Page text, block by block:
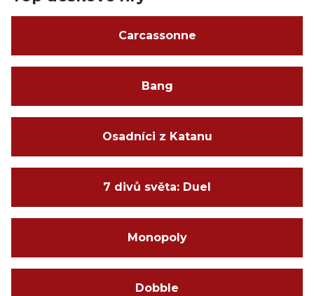
Carcassonne
Bang
Osadníci z Katanu
7 divů světa: Duel
Monopoly
Dobble